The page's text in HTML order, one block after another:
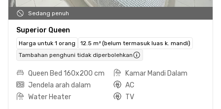
Sedang penuh
Superior Queen
Harga untuk 1 orang
12.5 m² (belum termasuk luas k. mandi)
Tambahan penghuni tidak diperbolehkan
Queen Bed 160x200 cm
Kamar Mandi Dalam
Jendela arah dalam
AC
Water Heater
TV